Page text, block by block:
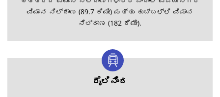
ವಿಮಾನ ನಿಲ್ದಾಣ (89.7 ಕಿಮೀ) ಮತ್ತು ಹುಬ್ಬಳ್ಳಿ ವಿಮಾನ
ನಿಲ್ದಾಣ (182 ಕಿಮೀ).
ರೈಲಿನಿಂದ